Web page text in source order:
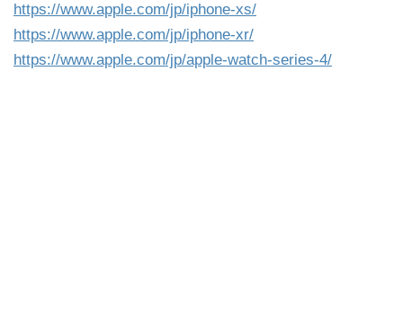
https://www.apple.com/jp/iphone-xs/
https://www.apple.com/jp/iphone-xr/
https://www.apple.com/jp/apple-watch-series-4/